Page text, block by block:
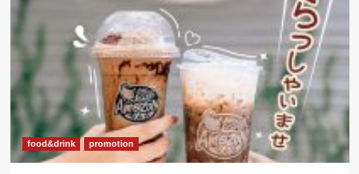
food&drink promotion